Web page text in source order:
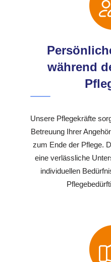
während
Unsere Pflegekräfte
Betreuung Ihrer
zum Ende der Pflege.
eine verlässliche
individuellen